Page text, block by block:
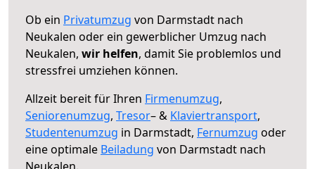
Ob ein Privatumzug von Darmstadt nach
Neukalen oder ein gewerblicher Umzug nach
Neukalen, wir helfen, damit Sie problemlos und
stressfrei umziehen können.
Allzeit bereit für Ihren Firmenumzug,
Seniorenumzug, Tresor– & Klaviertransport,
Studentenumzug in Darmstadt, Fernumzug oder
eine optimale Beiladung von Darmstadt nach